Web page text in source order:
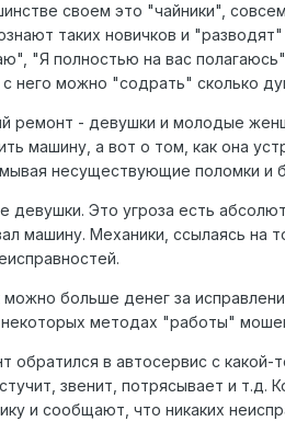
своем это "чайники",
таких новичков и
"Я полностью на вас
него можно "содрать" сколько
ремонт - девушки и молодые
машину, а вот о том, как она
несуществующие поломки и
Это угроза есть
машину. Механики, ссылаясь на
больше денег за
методах "работы"
обратился в автосервис с какой-
звенит, потрясывает и т.д.
и сообщают, что никаких